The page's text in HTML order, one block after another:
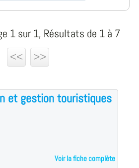
1 sur 1, Résultats de 1 à 7
<<
>>
et gestion touristiques
Voir la fiche complète